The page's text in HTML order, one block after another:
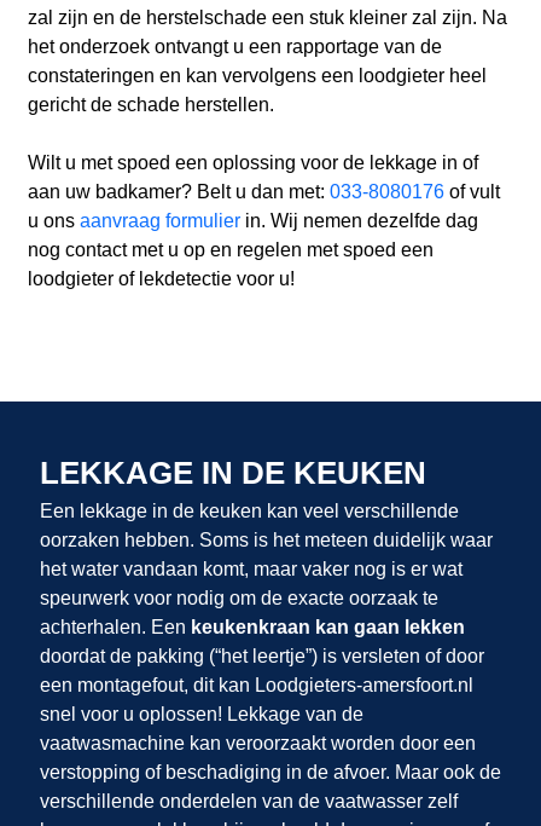
zal zijn en de herstelschade een stuk kleiner zal zijn. Na
het onderzoek ontvangt u een rapportage van de
constateringen en kan vervolgens een loodgieter heel
gericht de schade herstellen.
Wilt u met spoed een oplossing voor de lekkage in of
aan uw badkamer? Belt u dan met: 033-8080176of vult
u ons aanvraag formulierin. Wij nemen dezelfde dag
nog contact met u op en regelen met spoed een
loodgieter of lekdetectie voor u!
LEKKAGE IN DE KEUKEN
Een lekkage in de keuken kan veel verschillende
oorzaken hebben. Soms is het meteen duidelijk waar
het water vandaan komt, maar vaker nog is er wat
speurwerk voor nodig om de exacte oorzaak te
achterhalen. Een keukenkraan kan gaan lekken
doordat de pakking (“het leertje”) is versleten of door
een montagefout, dit kan Loodgieters-amersfoort.nl
snel voor u oplossen! Lekkage van de
vaatwasmachine kan veroorzaakt worden door een
verstopping of beschadiging in de afvoer. Maar ook de
verschillende onderdelen van de vaatwasser zelf